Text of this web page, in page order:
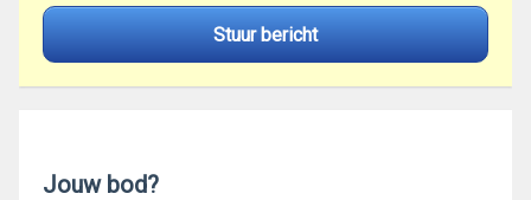
Stuur bericht
Jouw bod?